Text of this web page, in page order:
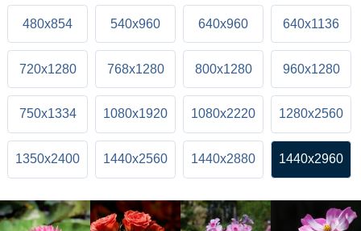
480x854 540x960 640x960 640x1136
720x1280 768x1280 800x1280 960x1280
750x1334 1080x1920 1080x2220 1280x2560
1350x2400 1440x2560 1440x2880 1440x2960